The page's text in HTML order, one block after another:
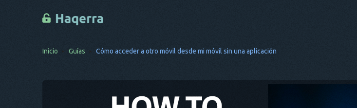
Inicio Guías Cómo acceder a otro móvil desde mi móvil sin una aplicación